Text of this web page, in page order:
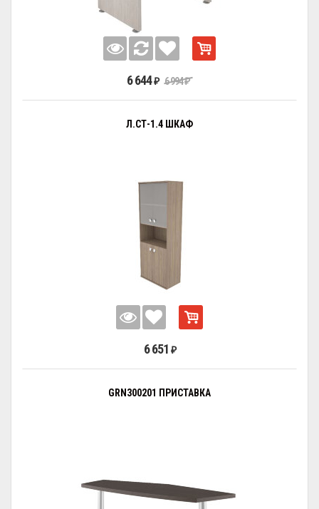
6 644 ₽ 6 994₽
Л.СТ-1.4 ШКАФ
6 651 ₽
GRN300201 ПРИСТАВКА